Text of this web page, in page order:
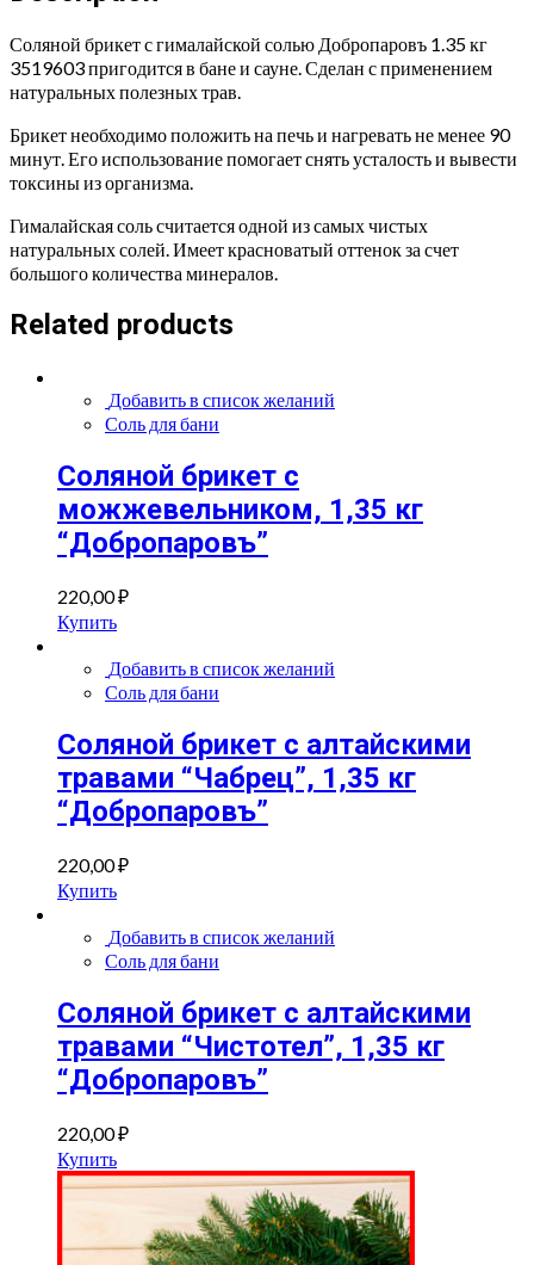
"Добропаровъ"
Соляной брикет с гималайской солью Добропаровъ 1.35 кг
3519603 пригодится в бане и сауне. Сделан с применением
натуральных полезных трав.
Брикет необходимо положить на печь и нагревать не менее 90
минут. Его использование помогает снять усталость и вывести
токсины из организма.
Гималайская соль считается одной из самых чистых
натуральных солей. Имеет красноватый оттенок за счет
большого количества минералов.
Related products
Добавить в список желаний
Соль для бани
Соляной брикет с
можжевельником, 1,35 кг
“Добропаровъ”
220,00₽
Купить
Добавить в список желаний
Соль для бани
Соляной брикет с алтайскими
травами “Чабрец”, 1,35 кг
“Добропаровъ”
220,00₽
Купить
Добавить в список желаний
Соль для бани
Соляной брикет с алтайскими
травами “Чистотел”, 1,35 кг
“Добропаровъ”
220,00₽
Купить